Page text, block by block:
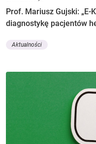
Prof. Mariusz Gujski: „E-
diagnostykę pacjentów
Aktualności